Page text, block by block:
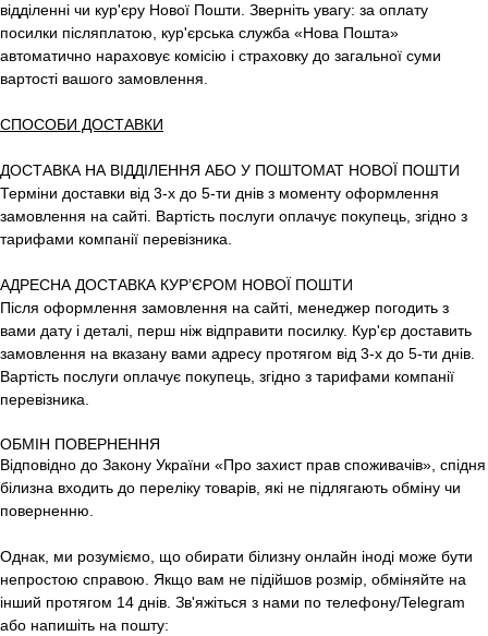
відділенні чи кур'єру Нової Пошти. Зверніть увагу: за оплату
посилки післяплатою, кур'єрська служба «Нова Пошта»
автоматично нараховує комісію і страховку до загальної суми
вартості вашого замовлення.
СПОСОБИ ДОСТАВКИ
ДОСТАВКА НА ВІДДІЛЕННЯ АБО У ПОШТОМАТ НОВОЇ ПОШТИ
Терміни доставки від 3-х до 5-ти днів з моменту оформлення
замовлення на сайті. Вартість послуги оплачує покупець, згідно з
тарифами компанії перевізника.
АДРЕСНА ДОСТАВКА КУР’ЄРОМ НОВОЇ ПОШТИ
Після оформлення замовлення на сайті, менеджер погодить з
вами дату і деталі, перш ніж відправити посилку. Кур'єр доставить
замовлення на вказану вами адресу протягом від 3-х до 5-ти днів.
Вартість послуги оплачує покупець, згідно з тарифами компанії
перевізника.
ОБМІН ПОВЕРНЕННЯ
Відповідно до Закону України «Про захист прав споживачів», спідня
білизна входить до переліку товарів, які не підлягають обміну чи
поверненню.
Однак, ми розуміємо, що обирати білизну онлайн іноді може бути
непростою справою. Якщо вам не підійшов розмір, обміняйте на
інший протягом 14 днів. Зв'яжіться з нами по телефону/Telegram
або напишіть на пошту: